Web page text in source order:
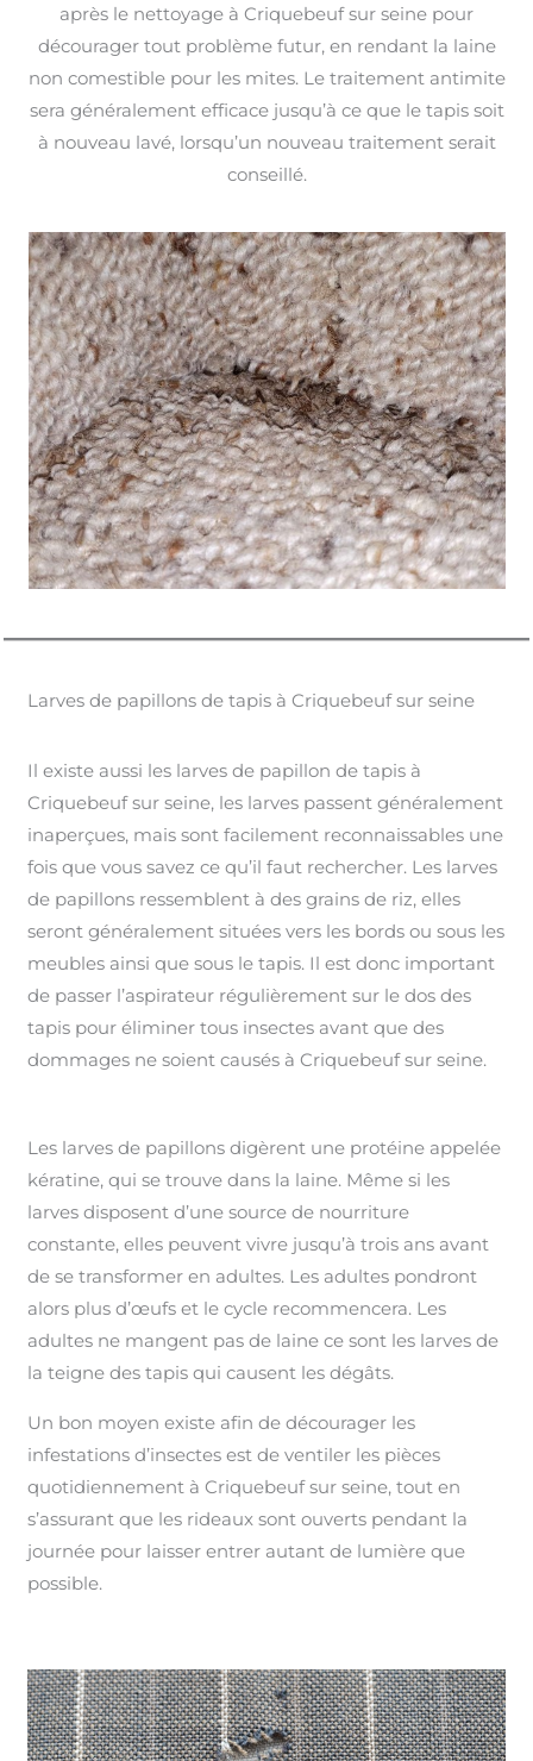
après le nettoyage à Criquebeuf sur seine pour
décourager tout problème futur, en rendant la laine
non comestible pour les mites. Le traitement antimite
sera généralement efficace jusqu’à ce que le tapis soit
à nouveau lavé, lorsqu’un nouveau traitement serait
conseillé.
Larves de papillons de tapis à Criquebeuf sur seine
Il existe aussi les larves de papillon de tapis à
Criquebeuf sur seine, les larves passent généralement
inaperçues, mais sont facilement reconnaissables une
fois que vous savez ce qu’il faut rechercher. Les larves
de papillons ressemblent à des grains de riz, elles
seront généralement situées vers les bords ou sous les
meubles ainsi que sous le tapis. Il est donc important
de passer l’aspirateur régulièrement sur le dos des
tapis pour éliminer tous insectes avant que des
dommages ne soient causés à Criquebeuf sur seine.
Les larves de papillons digèrent une protéine appelée
kératine, qui se trouve dans la laine. Même si les
larves disposent d’une source de nourriture
constante, elles peuvent vivre jusqu’à trois ans avant
de se transformer en adultes. Les adultes pondront
alors plus d’œufs et le cycle recommencera. Les
adultes ne mangent pas de laine ce sont les larves de
la teigne des tapis qui causent les dégâts.
Un bon moyen existe afin de décourager les
infestations d’insectes est de ventiler les pièces
quotidiennement à Criquebeuf sur seine, tout en
s’assurant que les rideaux sont ouverts pendant la
journée pour laisser entrer autant de lumière que
possible.